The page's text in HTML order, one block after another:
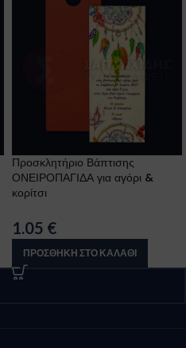
Προσκλητήριο Βάπτισης
ΟΝΕΙΡΟΠΑΓΙΔΑ για αγόρι &
κορίτσι
1.05 €
ΠΡΟΣΘΉΚΗ ΣΤΟ ΚΑΛΆΘΙ